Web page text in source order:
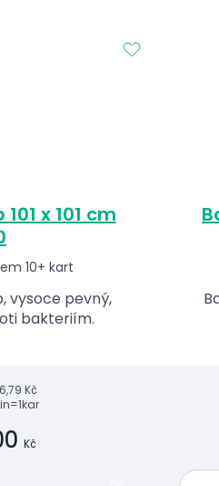
x 101 cm
10+ kart
vysoce pevný,
bakteriím.
Kč
Kč